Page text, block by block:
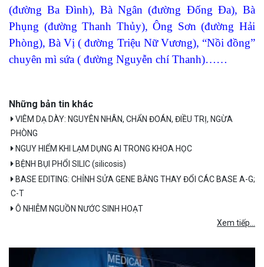
(đường Ba Đình), Bà Ngân (đường Đống Đa), Bà
Phụng (đường Thanh Thủy), Ông Sơn (đường Hải
Phòng), Bà Vị ( đường Triệu Nữ Vương), “Nồi đồng”
chuyên mì sứa ( đường Nguyễn chí Thanh)……
Những bản tin khác
VIÊM DẠ DÀY: NGUYÊN NHÂN, CHẨN ĐOÁN, ĐIỀU TRỊ, NGỪA
PHÒNG
NGUY HIỂM KHI LẠM DỤNG AI TRONG KHOA HỌC
BỆNH BỤI PHỔI SILIC (silicosis)
BASE EDITING: CHỈNH SỬA GENE BẰNG THAY ĐỔI CÁC BASE A-G;
C-T
Ô NHIỄM NGUỒN NƯỚC SINH HOẠT
Xem tiếp...